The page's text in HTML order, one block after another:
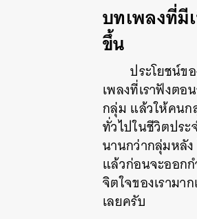
บทเพลงที่มี
ขึ้น
ประโยชน์ข
เพลงที่เราฟังต
กลุ่ม แล้วให้คนก
ทั่วไปในชีวิตปร
นานกว่ากลุ่มหลั
แล้วก่อนจะออก
จิตใจของเรามา
เลยครับ